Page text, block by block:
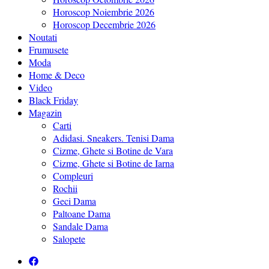
Horoscop Noiembrie 2026
Horoscop Decembrie 2026
Noutati
Frumusete
Moda
Home & Deco
Video
Black Friday
Magazin
Carti
Adidasi. Sneakers. Tenisi Dama
Cizme, Ghete si Botine de Vara
Cizme, Ghete si Botine de Iarna
Compleuri
Rochii
Geci Dama
Paltoane Dama
Sandale Dama
Salopete